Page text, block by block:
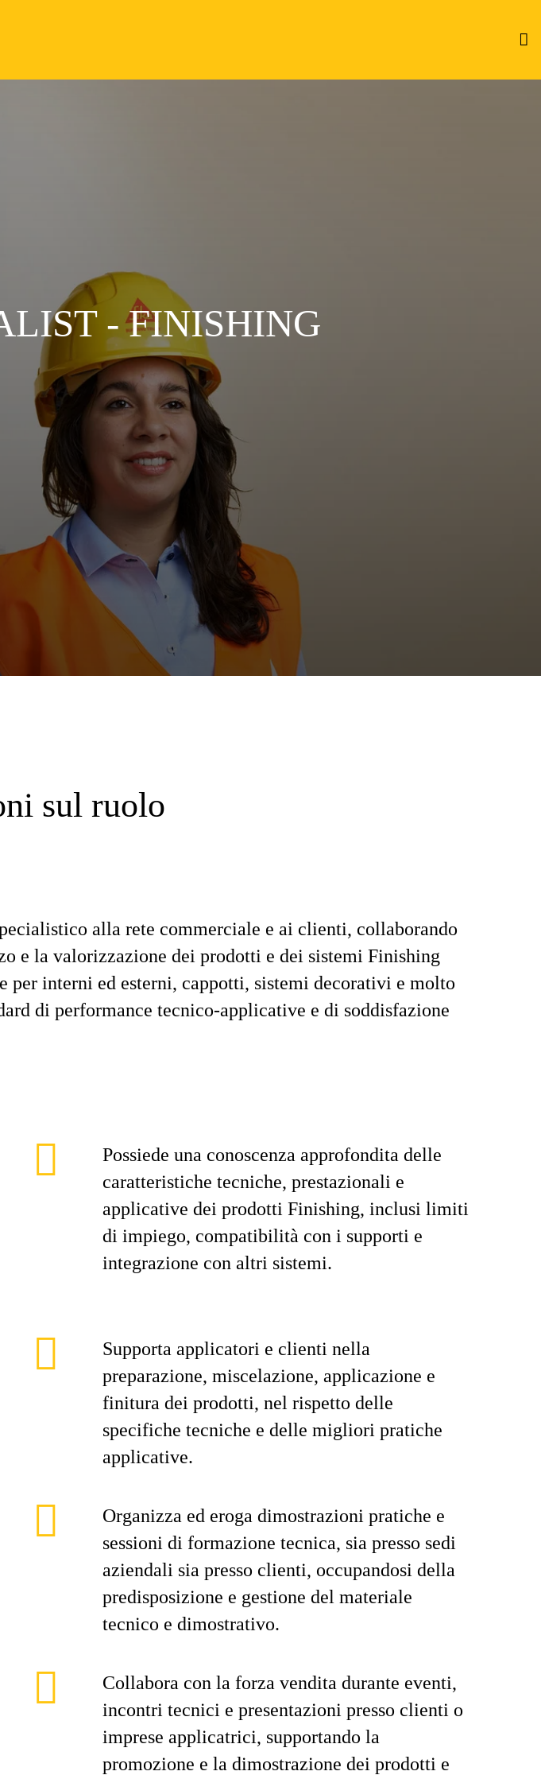
- FINISHING
sul ruolo
alla rete commerciale e ai clienti, collaborando
e la valorizzazione dei prodotti e dei sistemi Finishing
interni ed esterni, cappotti, sistemi decorativi e molto
di performance tecnico-applicative e di soddisfazione
Possiede una conoscenza approfondita delle
caratteristiche tecniche, prestazionali e
applicative dei prodotti Finishing, inclusi limiti
di impiego, compatibilità con i supporti e
integrazione con altri sistemi.
Supporta applicatori e clienti nella
preparazione, miscelazione, applicazione e
finitura dei prodotti, nel rispetto delle
specifiche tecniche e delle migliori pratiche
applicative.
Organizza ed eroga dimostrazioni pratiche e
sessioni di formazione tecnica, sia presso sedi
aziendali sia presso clienti, occupandosi della
predisposizione e gestione del materiale
tecnico e dimostrativo.
Collabora con la forza vendita durante eventi,
incontri tecnici e presentazioni presso clienti o
imprese applicatrici, supportando la
promozione e la dimostrazione dei prodotti e